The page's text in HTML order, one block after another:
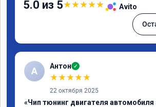
5.0 из 5★★★★★ Avito
А Антон ✓
★★★★★
22 октября 2025
«Чип тюнинг двигателя автомобиля